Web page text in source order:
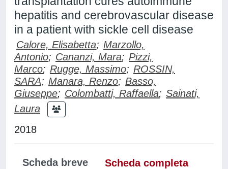
hepatitis and cerebrovascular disease
in a patient with sickle cell disease
Calore, Elisabetta; Marzollo,
Antonio; Cananzi, Mara; Pizzi,
Marco; Rugge, Massimo; ROSSIN,
SARA; Manara, Renzo; Basso,
Giuseppe; Colombatti, Raffaella; Sainati,
Laura
2018
Scheda breve
Scheda completa